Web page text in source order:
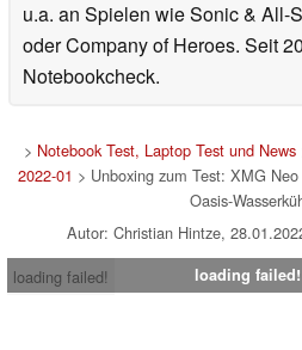
u.a. an Spielen wie Sonic & All-
oder Company of Heroes. Seit
Notebookcheck.
> Notebook Test, Laptop Test und News
2022-01 > Unboxing zum Test: XMG
Oasis-
Autor: Christian Hintze,
loading failed!
loading failed!